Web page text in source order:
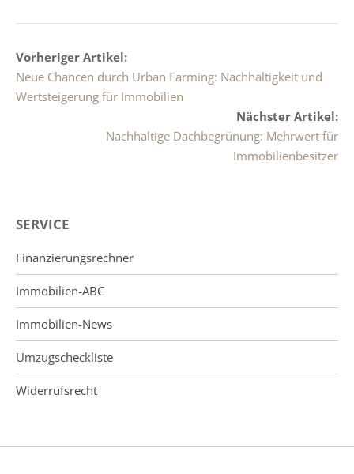
Vorheriger Artikel:
Neue Chancen durch Urban Farming: Nachhaltigkeit und
Wertsteigerung für Immobilien
Nächster Artikel:
Nachhaltige Dachbegrünung: Mehrwert für
Immobilienbesitzer
SERVICE
Finanzierungsrechner
Immobilien-ABC
Immobilien-News
Umzugscheckliste
Widerrufsrecht